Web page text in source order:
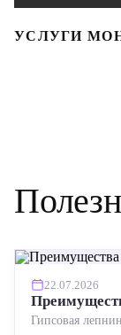
УСЛУГИ
22.07.2026
Гипсовая